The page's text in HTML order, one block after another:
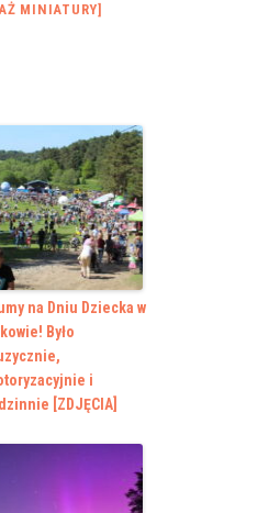
MINIATURY]
na Dniu Dziecka w
Było
i
[ZDJĘCIA]